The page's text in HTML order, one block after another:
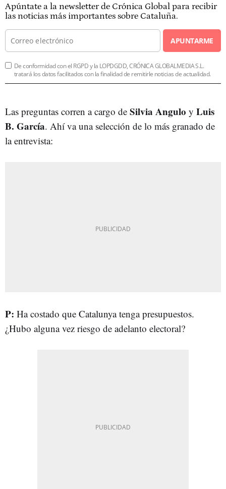
Apúntate a la newsletter de Crónica Global para recibir
las noticias más importantes sobre Cataluña.
APUNTARME
De conformidad con el RGPD y la LOPDGDD, CRÓNICA GLOBALMEDIA S.L.
tratará los datos facilitados con la finalidad de remitirle noticias de actualidad.
Las preguntas corren a cargo de Silvia Angulo y Luis
B. García. Ahí va una selección de lo más granado de
la entrevista:
P: Ha costado que Catalunya tenga presupuestos.
¿Hubo alguna vez riesgo de adelanto electoral?